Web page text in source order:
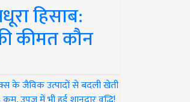
हिसाब:
कीमत कौन